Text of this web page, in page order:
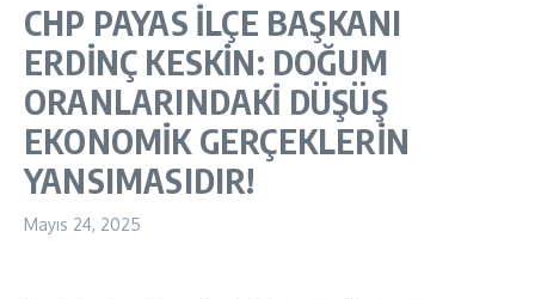
CHP PAYAS İLÇE BAŞKANI
ERDİNÇ KESKİN: DOĞUM
ORANLARINDAKİ DÜŞÜŞ
EKONOMİK GERÇEKLERİN
YANSIMASIDIR!
Mayıs 24, 2025